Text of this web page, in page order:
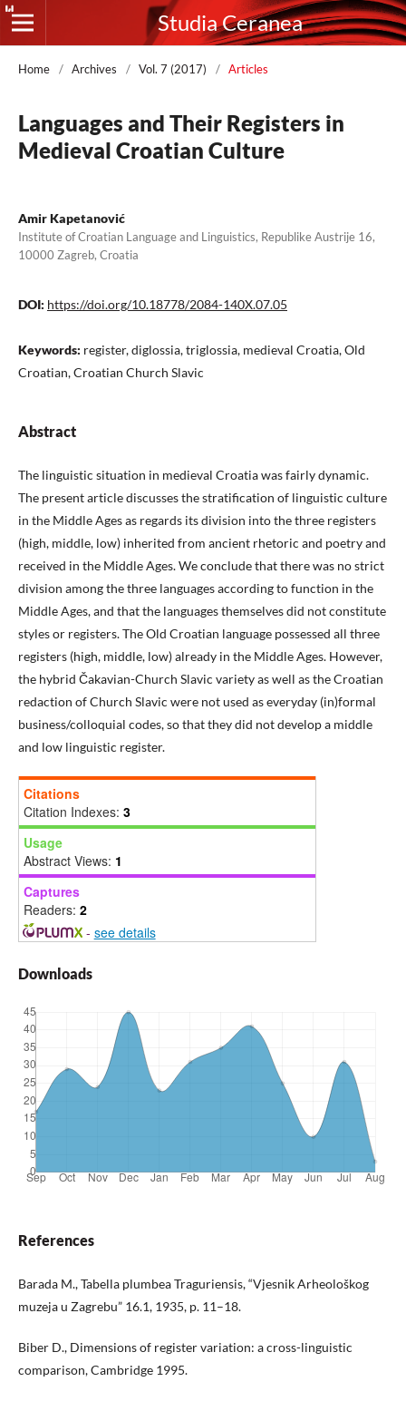
Studia Ceranea
Home / Archives / Vol. 7 (2017) / Articles
Languages and Their Registers in
Medieval Croatian Culture
Amir Kapetanović
Institute of Croatian Language and Linguistics, Republike Austrije 16,
10000 Zagreb, Croatia
DOI: https://doi.org/10.18778/2084-140X.07.05
Keywords: register, diglossia, triglossia, medieval Croatia, Old
Croatian, Croatian Church Slavic
Abstract
The linguistic situation in medieval Croatia was fairly dynamic.
The present article discusses the stratification of linguistic culture
in the Middle Ages as regards its division into the three registers
(high, middle, low) inherited from ancient rhetoric and poetry and
received in the Middle Ages. We conclude that there was no strict
division among the three languages according to function in the
Middle Ages, and that the languages themselves did not constitute
styles or registers. The Old Croatian language possessed all three
registers (high, middle, low) already in the Middle Ages. However,
the hybrid Čakavian-Church Slavic variety as well as the Croatian
redaction of Church Slavic were not used as everyday (in)formal
business/colloquial codes, so that they did not develop a middle
and low linguistic register.
Citations
Citation Indexes: 3
Usage
Abstract Views: 1
Captures
Readers: 2
- see details
Downloads
References
Barada M., Tabella plumbea Traguriensis, “Vjesnik Arheološkog
muzeja u Zagrebu” 16.1, 1935, p. 11–18.
Biber D., Dimensions of register variation: a cross-linguistic
comparison, Cambridge 1995.